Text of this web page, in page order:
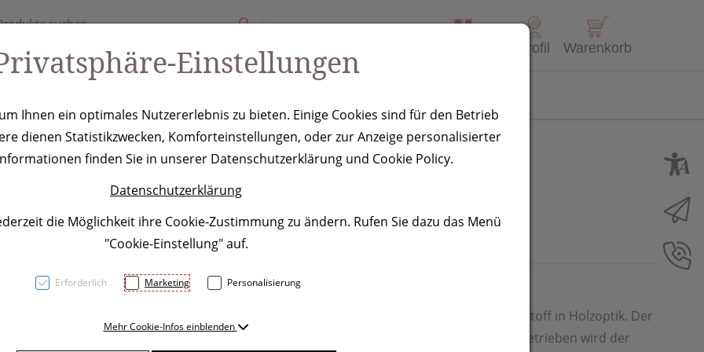
Profil Warenkorb
Nucia
Luftbefeuchter mit farbwechselndem LED-Licht aus Kunststoff in Holzoptik. Der
Luftbefeuchter hat ein Fassungsvolumen von ca. 130 ml. Betrieben wird der
Einstellungen
Ihnen ein optimales Nutzererlebnis zu bieten. Einige Cookies sind für den Betrieb
dienen Statistikzwecken, Komforteinstellungen, oder zur Anzeige personalisierter
finden Sie in unserer Datenschutzerklärung und Cookie Policy.
Datenschutzerklärung
die Möglichkeit ihre Cookie-Zustimmung zu ändern. Rufen Sie dazu das Menü
"Cookie-Einstellung" auf.
Erforderlich Marketing Personalisierung
Mehr Cookie-Infos einblenden